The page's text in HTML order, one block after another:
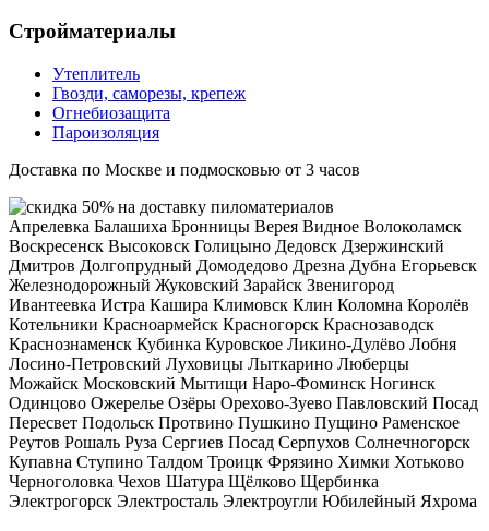
Стройматериалы
Утеплитель
Гвозди, саморезы, крепеж
Огнебиозащита
Пароизоляция
Доставка по Москве и подмосковью от 3 часов
Апрелевка Балашиха Бронницы Верея Видное Волоколамск
Воскресенск Высоковск Голицыно Дедовск Дзержинский
Дмитров Долгопрудный Домодедово Дрезна Дубна Егорьевск
Железнодорожный Жуковский Зарайск Звенигород
Ивантеевка Истра Кашира Климовск Клин Коломна Королёв
Котельники Красноармейск Красногорск Краснозаводск
Краснознаменск Кубинка Куровское Ликино-Дулёво Лобня
Лосино-Петровский Луховицы Лыткарино Люберцы
Можайск Московский Мытищи Наро-Фоминск Ногинск
Одинцово Ожерелье Озёры Орехово-Зуево Павловский Посад
Пересвет Подольск Протвино Пушкино Пущино Раменское
Реутов Рошаль Руза Сергиев Посад Серпухов Солнечногорск
Купавна Ступино Талдом Троицк Фрязино Химки Хотьково
Черноголовка Чехов Шатура Щёлково Щербинка
Электрогорск Электросталь Электроугли Юбилейный Яхрома